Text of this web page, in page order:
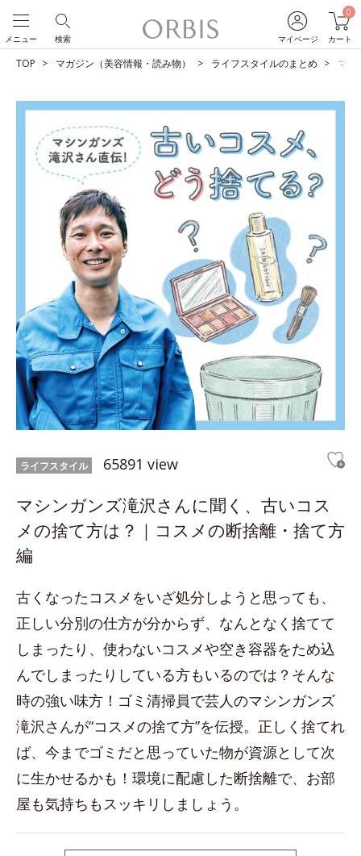
マイページ
0
カート
検索
メニュー
TOP マガジン（美容情報・読み物） ライフスタイルのまとめ マシ
ライフスタイル 65891 view
マシンガンズ滝沢さんに聞く、古いコス
メの捨て方は？｜コスメの断捨離・捨て方
編
古くなったコスメをいざ処分しようと思っても、
正しい分別の仕方が分からず、なんとなく捨てて
しまったり、使わないコスメや空き容器をため込
んでしまったりしている方もいるのでは？そんな
時の強い味方！ゴミ清掃員で芸人のマシンガンズ
滝沢さんが“コスメの捨て方”を伝授。正しく捨てれ
ば、今までゴミだと思っていた物が資源として次
に生かせるかも！環境に配慮した断捨離で、お部
屋も気持ちもスッキリしましょう。